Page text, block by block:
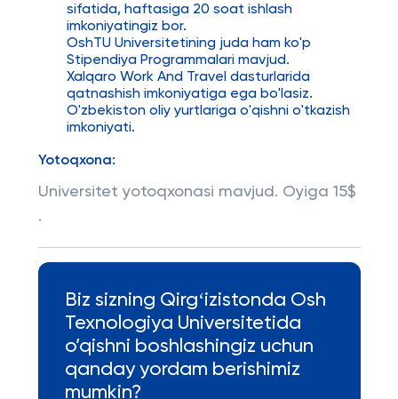
sifatida, haftasiga 20 soat ishlash
imkoniyatingiz bor.
OshTU Universitetining juda ham ko'p
Stipendiya Programmalari mavjud.
Xalqaro Work And Travel dasturlarida
qatnashish imkoniyatiga ega bo'lasiz.
O'zbekiston oliy yurtlariga o'qishni o'tkazish
imkoniyati.
Yotoqxona:
Universitet yotoqxonasi mavjud. Oyiga 15$
.
Biz sizning Qirgʻizistonda Osh
Texnologiya Universitetida
o’qishni boshlashingiz uchun
qanday yordam berishimiz
mumkin?